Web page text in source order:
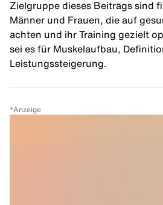
Zielgruppe dieses Beitrags sind
Männer und Frauen, die auf
achten und ihr Training gezielt
sei es für Muskelaufbau ,
Leistungssteigerung.
*Anzeige